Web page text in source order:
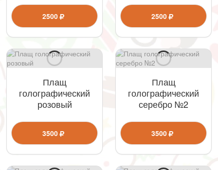
2500 2500
Плащ
голографический
розовый
3500
Плащ
голографический
серебро №2
3500